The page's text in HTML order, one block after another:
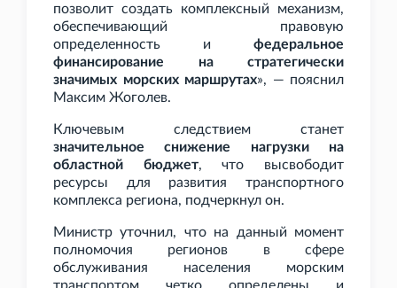
позволит создать комплексный механизм,
обеспечивающий правовую
определенность и федеральное
финансирование на стратегически
значимых морских маршрутах», — пояснил
Максим Жоголев.
Ключевым следствием станет
значительное снижение нагрузки на
областной бюджет, что высвободит
ресурсы для развития транспортного
комплекса региона, подчеркнул он.
Министр уточнил, что на данный момент
полномочия регионов в сфере
обслуживания населения морским